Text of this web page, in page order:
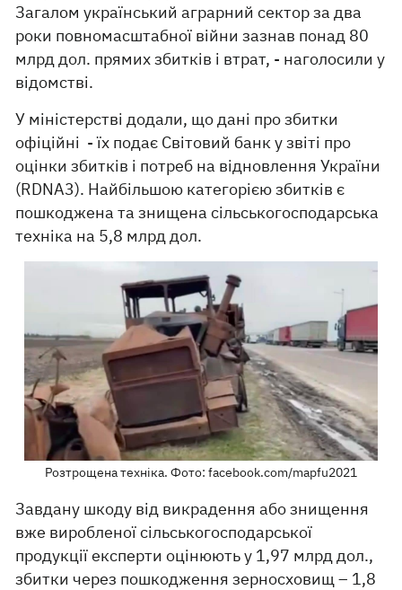
Загалом український аграрний сектор за два
роки повномасштабної війни зазнав понад 80
млрд дол. прямих збитків і втрат, - наголосили у
відомстві.
У міністерстві додали, що дані про збитки
офіційні - їх подає Світовий банк у звіті про
оцінки збитків і потреб на відновлення України
(RDNA3). Найбільшою категорією збитків є
пошкоджена та знищена сільськогосподарська
техніка на 5,8 млрд дол.
Розтрощена техніка. Фото: facebook.com/mapfu2021
Завдану шкоду від викрадення або знищення
вже виробленої сільськогосподарської
продукції експерти оцінюють у 1,97 млрд дол.,
збитки через пошкодження зерносховищ – 1,8